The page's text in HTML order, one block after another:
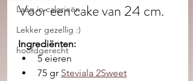
Laag in calorieën
Lekker gezellig :)
hoofdgerecht
Voor een cake van 24 cm.
Ingrediënten:
5 eieren
75 gr Steviala 2Sweet